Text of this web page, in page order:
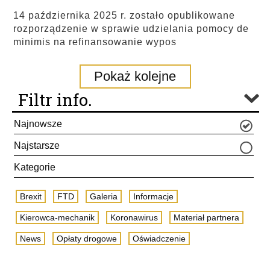
14 października 2025 r. zostało opublikowane
rozporządzenie w sprawie udzielania pomocy de
minimis na refinansowanie wypos
Pokaż kolejne
Filtr info.
Najnowsze
Najstarsze
Kategorie
Brexit FTD Galeria Informacje
Kierowca-mechanik Koronawirus Materiał partnera
News Opłaty drogowe Oświadczenie